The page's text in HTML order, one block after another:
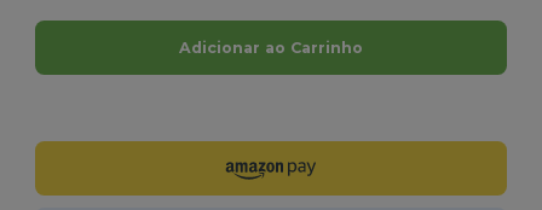
Adicionar ao Carrinho